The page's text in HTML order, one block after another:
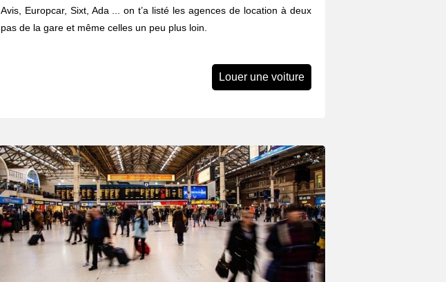
Avis, Europcar, Sixt, Ada ... on t’a listé les agences de location à deux
pas de la gare et même celles un peu plus loin.
Louer une voiture